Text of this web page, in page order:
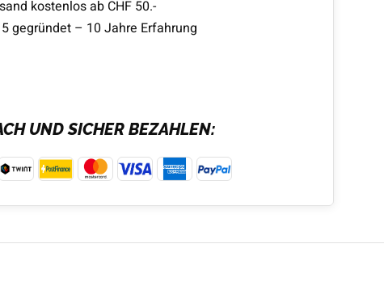
kostenlos ab CHF 50.-
gegründet – 10 Jahre Erfahrung
UND SICHER BEZAHLEN: